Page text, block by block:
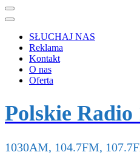
SŁUCHAJ NAS
Reklama
Kontakt
O nas
Oferta
Polskie Radio
1030AM, 104.7FM,